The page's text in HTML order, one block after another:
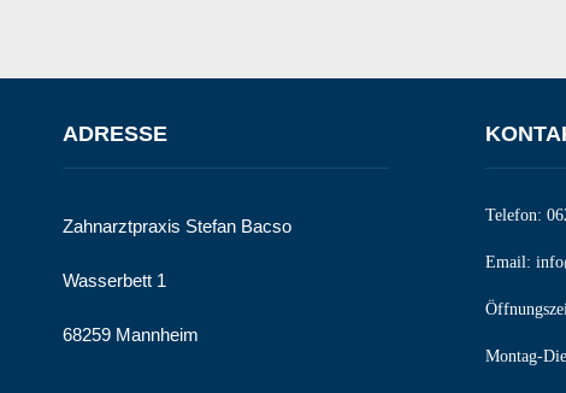
ADRESSE
Zahnarztpraxis Stefan Bacso
Wasserbett 1
68259 Mannheim
Telefon:
Email:
Montag-